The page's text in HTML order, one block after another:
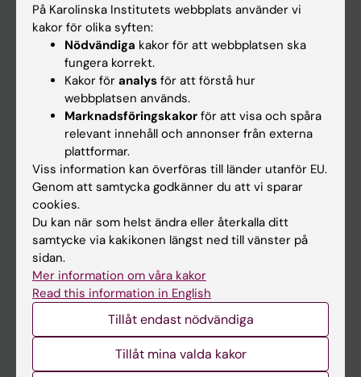
Huvudmeny
Utbildning
Forskarutbildning
Forskning
Om KI
På gång
Nyheter
Kalender
Ladok
Canvas
På Karolinska Institutets webbplats använder vi
kakor för olika syften:
Nödvändiga kakor för att webbplatsen ska
fungera korrekt.
Kakor för analys för att förstå hur
webbplatsen används.
Marknadsföringskakor för att visa och spåra
relevant innehåll och annonser från externa
plattformar.
Viss information kan överföras till länder utanför EU.
Genom att samtycka godkänner du att vi sparar
cookies.
Du kan när som helst ändra eller återkalla ditt
samtycke via kakikonen längst ned till vänster på
sidan.
Mer information om våra kakor
Read this information in English
Tillåt endast nödvändiga
Tillåt mina valda kakor